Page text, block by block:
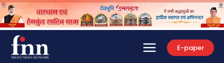
E-paper